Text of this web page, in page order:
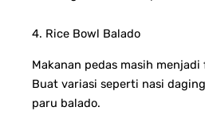
4. Rice Bowl Balado
Makanan pedas masih
Buat variasi seperti nasi
paru balado.